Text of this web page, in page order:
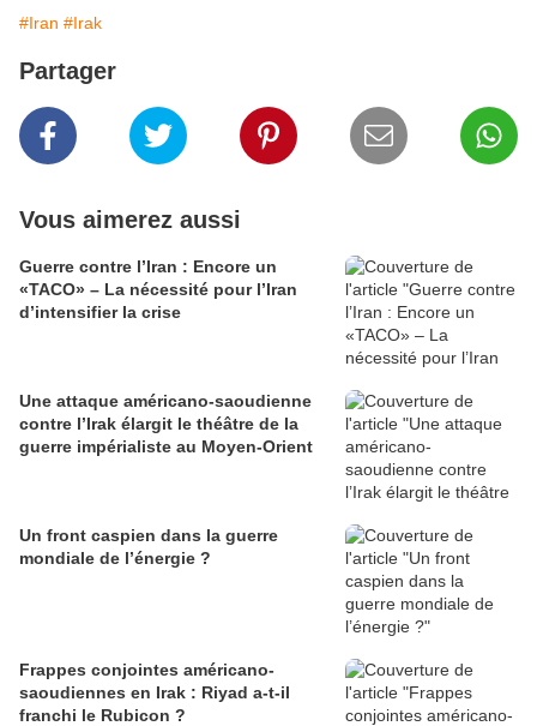
#Iran #Irak
Partager
Vous aimerez aussi
Guerre contre l’Iran : Encore un
«TACO» – La nécessité pour l’Iran
d’intensifier la crise
Une attaque américano-saoudienne
contre l’Irak élargit le théâtre de la
guerre impérialiste au Moyen-Orient
Un front caspien dans la guerre
mondiale de l’énergie ?
Frappes conjointes américano-
saoudiennes en Irak : Riyad a-t-il
franchi le Rubicon ?